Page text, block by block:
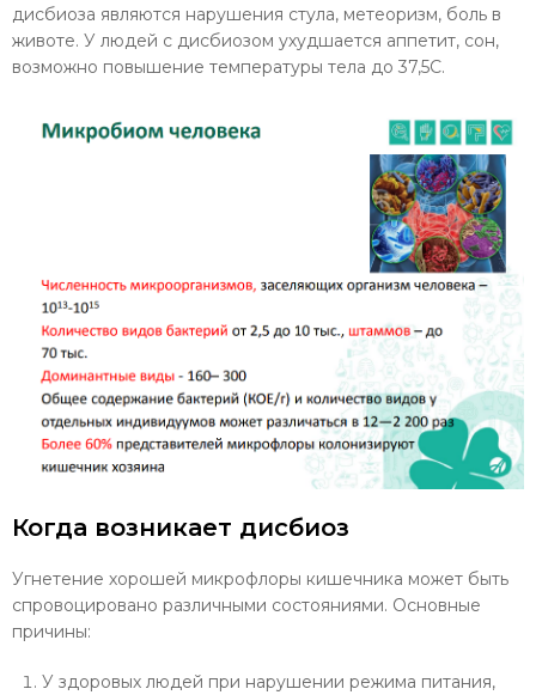
дисбиоза являются нарушения стула, метеоризм, боль в
животе. У людей с дисбиозом ухудшается аппетит, сон,
возможно повышение температуры тела до 37,5С.
Когда возникает дисбиоз
Угнетение хорошей микрофлоры кишечника может быть
спровоцировано различными состояниями. Основные
причины:
У здоровых людей при нарушении режима питания,